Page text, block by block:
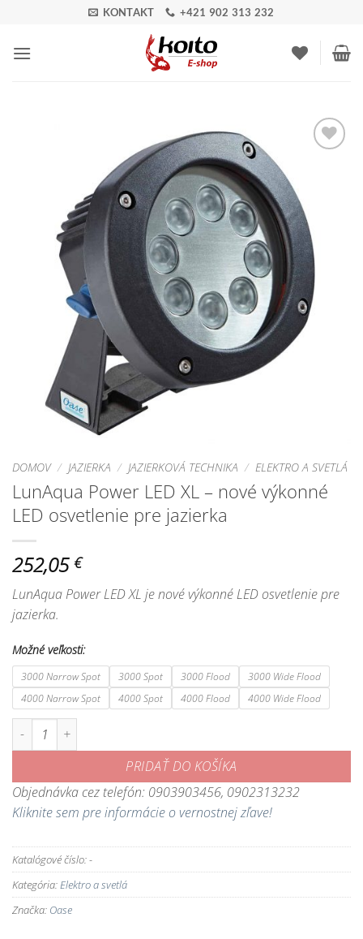
content
KONTAKT +421 902 313 232
zoznamu
obľúbených!
DOMOV / JAZIERKA / JAZIERKOVÁ TECHNIKA / ELEKTRO A SVETLÁ
LunAqua Power LED XL – nové výkonné
LED osvetlenie pre jazierka
252,05 €
LunAqua Power LED XL je nové výkonné LED osvetlenie pre
jazierka.
Možné veľkosti:
3000 Narrow Spot 3000 Spot 3000 Flood
3000 Wide Flood
4000 Narrow Spot
4000 Spot 4000 Flood 4000 Wide Flood
množstvo LunAqua Power LED XL - nové výkonné LED osvetlenie pre
PRIDAŤ DO KOŠÍKA
Objednávka cez telefón: 0903903456, 0902313232
Kliknite sem pre informácie o vernostnej zľave!
Katalógové číslo:-
Kategória: Elektro a svetlá
Značka: Oase